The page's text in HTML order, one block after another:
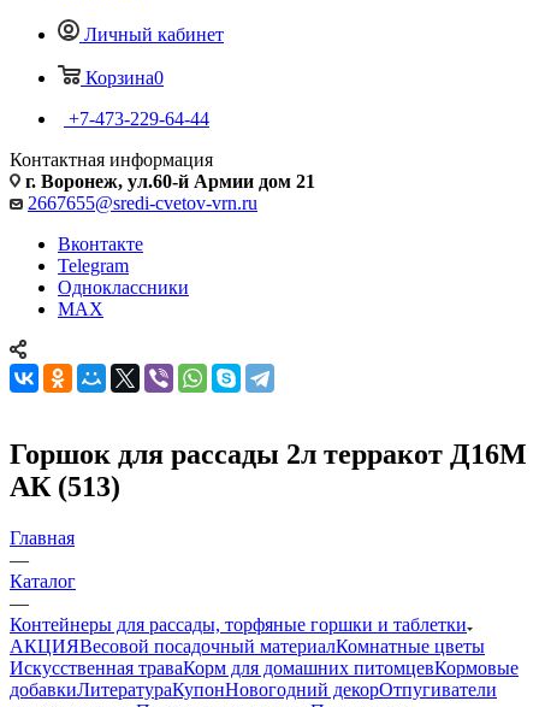
Личный кабинет
Корзина0
+7-473-229-64-44
Контактная информация
г. Воронеж, ул.60-й Армии дом 21
2667655@sredi-cvetov-vrn.ru
Вконтакте
Telegram
Одноклассники
MAX
Горшок для рассады 2л терракот Д16М
АК (513)
Главная
—
Каталог
—
Контейнеры для рассады, торфяные горшки и таблетки
АКЦИЯВесовой посадочный материалКомнатные цветы
Искусственная траваКорм для домашних питомцевКормовые
добавкиЛитератураКупонНовогодний декорОтпугиватели